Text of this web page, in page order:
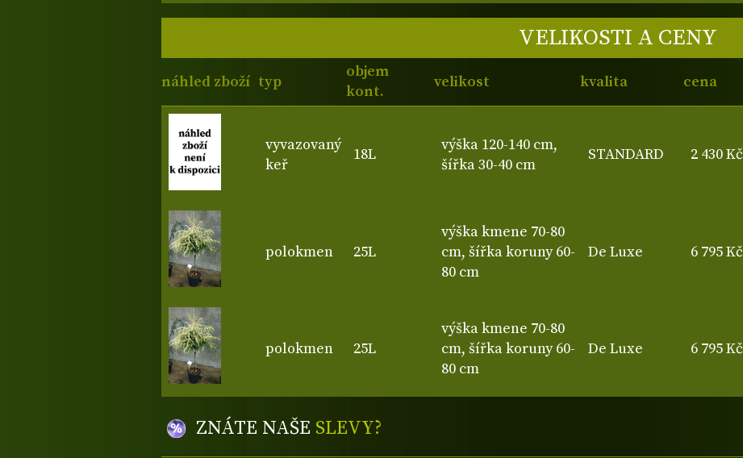
VELIKOSTI A CENY
náhled zboží typ
objem
kont.
velikost kvalita cena
vyvazovaný
keř
18L
výška 120-140 cm,
šířka 30-40 cm
STANDARD 2 430 Kč
polokmen 25L
výška kmene 70-80
cm, šířka koruny 60-
80 cm
De Luxe 6 795 Kč
polokmen 25L
výška kmene 70-80
cm, šířka koruny 60-
80 cm
De Luxe 6 795 Kč
ZNÁTE NAŠE SLEVY?